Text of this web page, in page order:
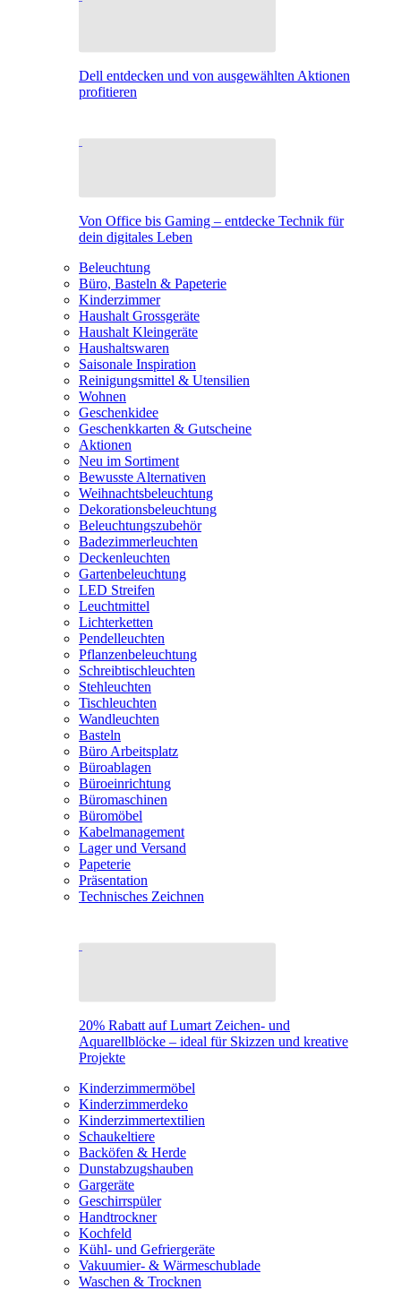
Dell entdecken und von ausgewählten Aktionen
profitieren
Von Office bis Gaming – entdecke Technik für
dein digitales Leben
Beleuchtung
Büro, Basteln & Papeterie
Kinderzimmer
Haushalt Grossgeräte
Haushalt Kleingeräte
Haushaltswaren
Saisonale Inspiration
Reinigungsmittel & Utensilien
Wohnen
Geschenkidee
Geschenkkarten & Gutscheine
Aktionen
Neu im Sortiment
Bewusste Alternativen
Weihnachtsbeleuchtung
Dekorationsbeleuchtung
Beleuchtungszubehör
Badezimmerleuchten
Deckenleuchten
Gartenbeleuchtung
LED Streifen
Leuchtmittel
Lichterketten
Pendelleuchten
Pflanzenbeleuchtung
Schreibtischleuchten
Stehleuchten
Tischleuchten
Wandleuchten
Basteln
Büro Arbeitsplatz
Büroablagen
Büroeinrichtung
Büromaschinen
Büromöbel
Kabelmanagement
Lager und Versand
Papeterie
Präsentation
Technisches Zeichnen
20% Rabatt auf Lumart Zeichen- und
Aquarellblöcke – ideal für Skizzen und kreative
Projekte
Kinderzimmermöbel
Kinderzimmerdeko
Kinderzimmertextilien
Schaukeltiere
Backöfen & Herde
Dunstabzugshauben
Gargeräte
Geschirrspüler
Handtrockner
Kochfeld
Kühl- und Gefriergeräte
Vakuumier- & Wärmeschublade
Waschen & Trocknen